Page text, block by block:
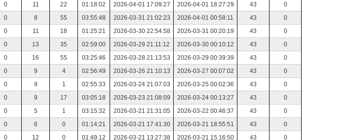
0 11 22 01:18:02 2026-04-01 17:09:27 2026-04-01 18:27:29 43
0
0 8 55 03:55:48 2026-03-31 21:02:23 2026-04-01 00:58:11 43
0
0 11 18 01:25:21 2026-03-30 22:54:58 2026-03-31 00:20:19 43
0
0 13 35 02:59:00 2026-03-29 21:11:12 2026-03-30 00:10:12 43
0
0 16 55 03:25:46 2026-03-28 21:13:53 2026-03-29 00:39:39 43
0
0 9 4 02:56:49 2026-03-26 21:10:13 2026-03-27 00:07:02 43
0
0 9 1 02:55:33 2026-03-24 21:07:03 2026-03-25 00:02:36 43
0
0 9 17 03:05:18 2026-03-23 21:08:09 2026-03-24 00:13:27 43
0
0 5 1 03:15:32 2026-03-21 21:31:05 2026-03-22 00:46:37 43
0
0 6 0 01:14:21 2026-03-21 17:41:30 2026-03-21 18:55:51 43
0
0 12 0 01:49:12 2026-03-21 13:27:38 2026-03-21 15:16:50 43
0